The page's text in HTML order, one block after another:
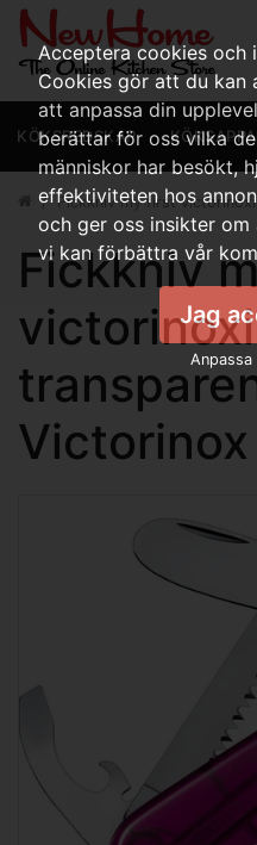
KÖKSREDSKAP
Fickkniv my first
Fickkniv
Victorinox
Acceptera cookies och
Cookies gör att du kan
att anpassa din
berättar för oss vilka
människor har besökt,
effektiviteten hos
och ger oss insikter om
vi kan förbättra vår
Jag
Anpassa